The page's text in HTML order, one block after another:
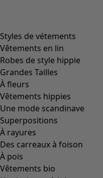
Styles de vétements
Vêtements en lin
Robes de style hippie
Grandes Tailles
À fleurs
Vêtements hippies
Une mode scandinave
Superpositions
À rayures
Des carreaux à foison
À pois
Vêtements bio